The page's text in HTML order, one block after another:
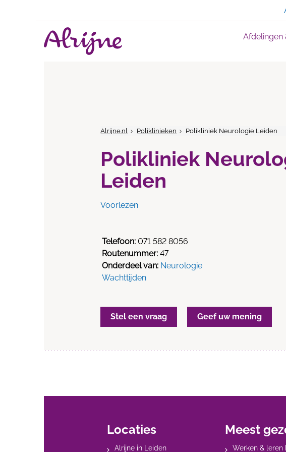
Afdelingen
Alrijne.nl Poliklinieken Polikliniek Neurologie Leiden
Polikliniek
Leiden
Voorlezen
Telefoon: 071 582 8056
Routenummer: 47
Onderdeel van: Neurologie
Wachttijden
Stel een vraag Geef uw mening
Locaties
Alrijne in Leiden
Meest
Werken & leren